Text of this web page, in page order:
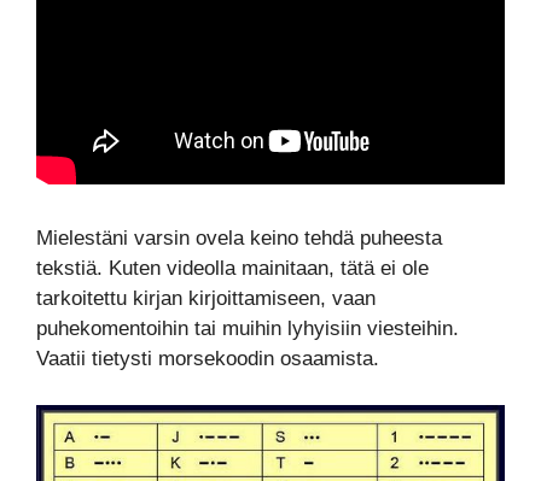
Mielestäni varsin ovela keino tehdä puheesta
tekstiä. Kuten videolla mainitaan, tätä ei ole
tarkoitettu kirjan kirjoittamiseen, vaan
puhekomentoihin tai muihin lyhyisiin viesteihin.
Vaatii tietysti morsekoodin osaamista.